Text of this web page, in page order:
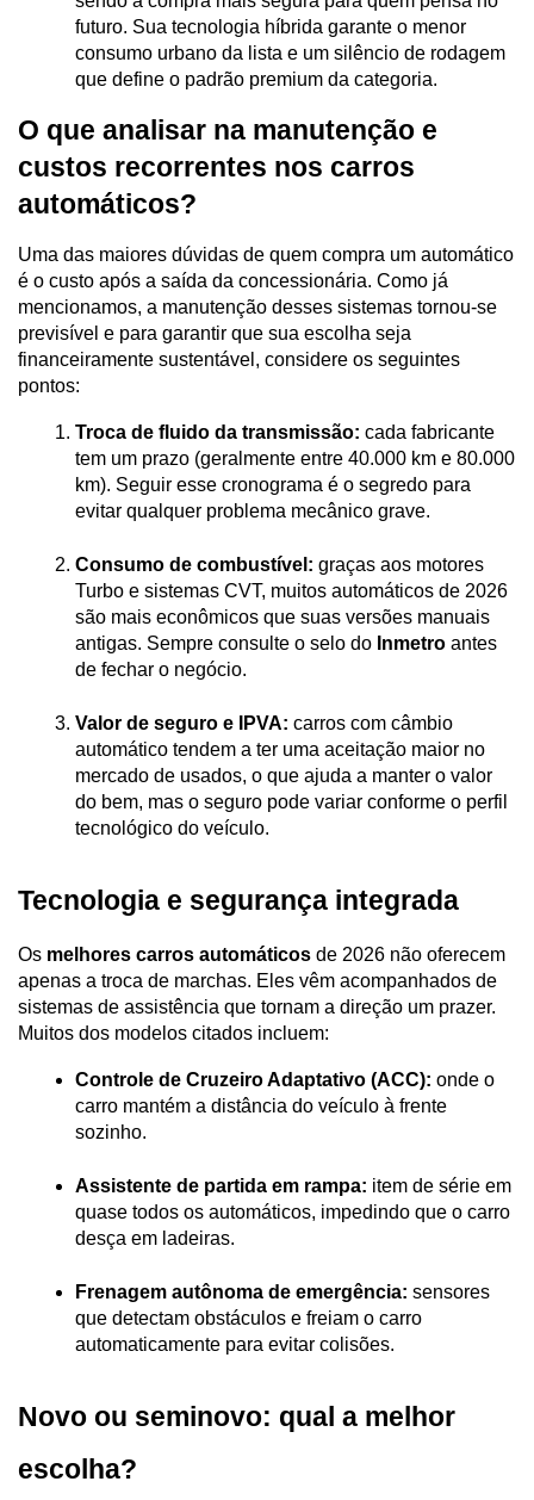
futuro. Sua tecnologia híbrida garante o menor
consumo urbano da lista e um silêncio de rodagem
que define o padrão premium da categoria.
O que analisar na manutenção e
custos recorrentes nos carros
automáticos?
Uma das maiores dúvidas de quem compra um automático
é o custo após a saída da concessionária. Como já
mencionamos, a manutenção desses sistemas tornou-se
previsível e para garantir que sua escolha seja
financeiramente sustentável, considere os seguintes
pontos:
Troca de fluido da transmissão: cada fabricante
tem um prazo (geralmente entre 40.000 km e 80.000
km). Seguir esse cronograma é o segredo para
evitar qualquer problema mecânico grave.
Consumo de combustível: graças aos motores
Turbo e sistemas CVT, muitos automáticos de 2026
são mais econômicos que suas versões manuais
antigas. Sempre consulte o selo do Inmetro antes
de fechar o negócio.
Valor de seguro e IPVA: carros com câmbio
automático tendem a ter uma aceitação maior no
mercado de usados, o que ajuda a manter o valor
do bem, mas o seguro pode variar conforme o perfil
tecnológico do veículo.
Tecnologia e segurança integrada
Os melhores carros automáticos de 2026 não oferecem
apenas a troca de marchas. Eles vêm acompanhados de
sistemas de assistência que tornam a direção um prazer.
Muitos dos modelos citados incluem:
Controle de Cruzeiro Adaptativo (ACC): onde o
carro mantém a distância do veículo à frente
sozinho.
Assistente de partida em rampa: item de série em
quase todos os automáticos, impedindo que o carro
desça em ladeiras.
Frenagem autônoma de emergência: sensores
que detectam obstáculos e freiam o carro
automaticamente para evitar colisões.
Novo ou seminovo: qual a melhor
escolha?